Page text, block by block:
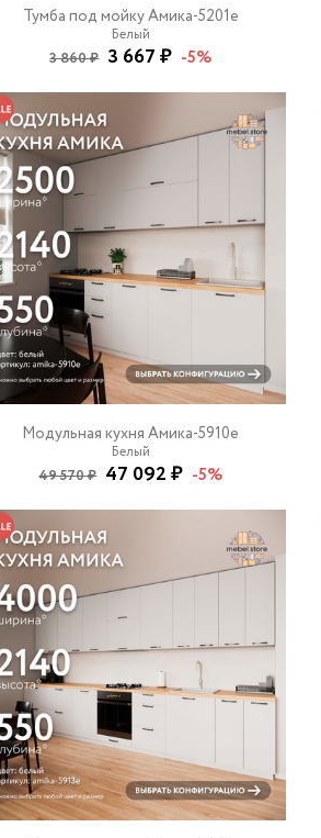
Тумба под мойку Амика-5201e
Белый
3 860 ₽ 3 667 ₽ -5%
Модульная кухня Амика-5910e
Белый
49 570 ₽ 47 092 ₽ -5%